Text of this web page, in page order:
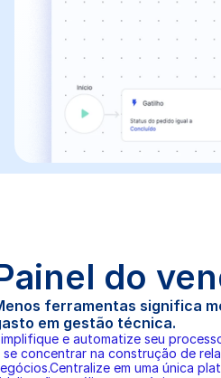
do
ferramentas significa
em gestão técnica.
e automatize seu
se concentrar na construção de
em uma única